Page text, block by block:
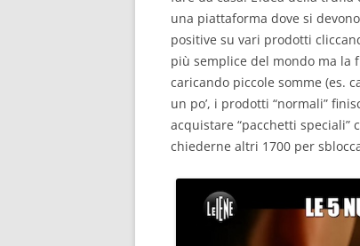
una piattaforma dove si
positive su vari prodotti
più semplice del mondo ma la
caricando piccole somme (es.
un po’, i prodotti “normali”
acquistare “pacchetti speciali”
chiederne altri 1700 per